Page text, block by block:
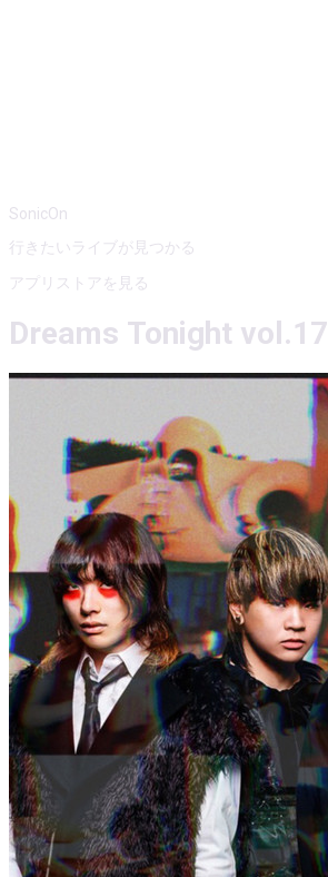
SonicOn
行きたいライブが見つかる
アプリストアを見る
Dreams Tonight vol.17